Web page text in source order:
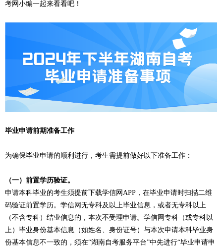
考网小编一起来看看吧！
毕业申请前期准备工作
为确保毕业申请的顺利进行，考生需提前做好以下准备工作：
（一）前置学历验证。
申请本科毕业的考生须提前下载学信网APP，在毕业申请时扫描二维
码验证前置学历。学信网无专科及以上毕业信息，或者无专科以上
（不含专科）结业信息的，本次不受理申请。学信网专科（或专科以
上）毕业身份基本信息（如姓名、身份证号）与本次申请本科毕业身
份基本信息不一致的，须在“湖南自考服务平台”中先进行“毕业申请申